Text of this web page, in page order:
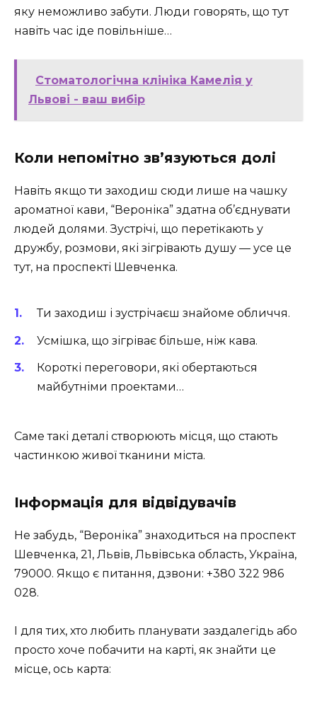
яку неможливо забути. Люди говорять, що тут
навіть час іде повільніше…
Стоматологічна клініка Камелія у
Львові - ваш вибір
Коли непомітно зв’язуються долі
Навіть якщо ти заходиш сюди лише на чашку
ароматної кави, “Вероніка” здатна об’єднувати
людей долями. Зустрічі, що перетікають у
дружбу, розмови, які зігрівають душу — усе це
тут, на проспекті Шевченка.
Ти заходиш і зустрічаєш знайоме обличчя.
Усмішка, що зігріває більше, ніж кава.
Короткі переговори, які обертаються
майбутніми проектами…
Саме такі деталі створюють місця, що стають
частинкою живої тканини міста.
Інформація для відвідувачів
Не забудь, “Вероніка” знаходиться на проспект
Шевченка, 21, Львів, Львівська область, Україна,
79000. Якщо є питання, дзвони: +380 322 986
028.
І для тих, хто любить планувати заздалегідь або
просто хоче побачити на карті, як знайти це
місце, ось карта: